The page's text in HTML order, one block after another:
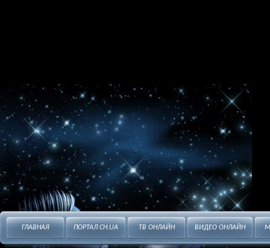
ГЛАВНАЯ ПОРТАЛ CH.UA ТВ ОНЛАЙН ВИДЕО ОНЛАЙН